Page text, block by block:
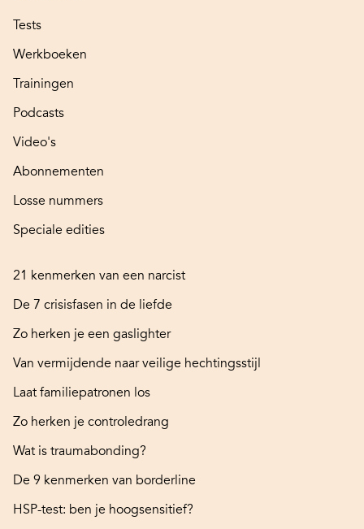
Tests
Werkboeken
Trainingen
Podcasts
Video's
Abonnementen
Losse nummers
Speciale edities
21 kenmerken van een narcist
De 7 crisisfasen in de liefde
Zo herken je een gaslighter
Van vermijdende naar veilige hechtingsstijl
Laat familiepatronen los
Zo herken je controledrang
Wat is traumabonding?
De 9 kenmerken van borderline
HSP-test: ben je hoogsensitief?